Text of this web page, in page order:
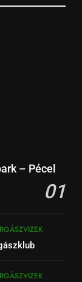
– Pécel
01